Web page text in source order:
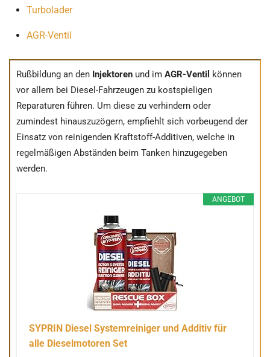
Turbolader
AGR-Ventil
Rußbildung an den Injektoren und im AGR-Ventil
können
vor allem bei Diesel-Fahrzeugen zu kostspieligen
Reparaturen führen. Um diese zu verhindern oder
zumindest hinauszuzögern, empfiehlt sich vorbeugend der
Einsatz von reinigenden Kraftstoff-Additiven, welche in
regelmäßigen Abständen beim Tanken hinzugegeben
werden.
ANGEBOT
SYPRIN Diesel Systemreiniger und Additiv für
alle Dieselmotoren Set